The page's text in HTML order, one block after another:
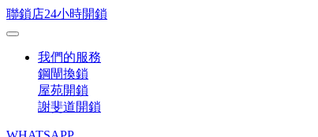
聯鎖店24小時開鎖
我們的服務
鋼閘換鎖
屋苑開鎖
謝斐道開鎖